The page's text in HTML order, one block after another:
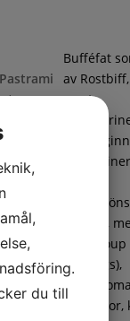
salt,
Bufféfat
av
samt
frukt/
ananas,
honungs),
vindruvor,
du till